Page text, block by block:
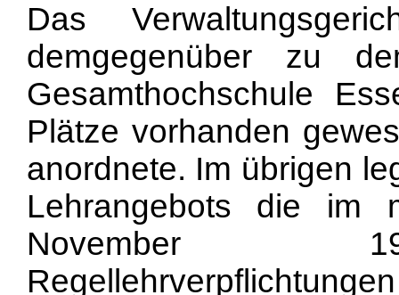
Das
demgegenüber zu
Gesamthochschule
Plätze vorhanden
anordnete. Im übrigen
Lehrangebots die im
November